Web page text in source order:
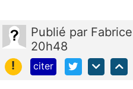
Publié par Fabrice
20h48
!
citer